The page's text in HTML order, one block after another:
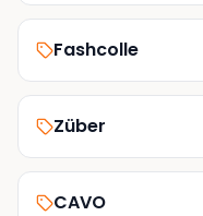
Fashcolle
Züber
CAVO